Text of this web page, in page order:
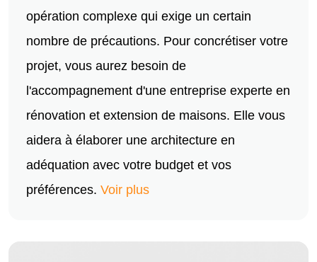
opération complexe qui exige un certain
nombre de précautions. Pour concrétiser votre
projet, vous aurez besoin de
l'accompagnement d'une entreprise experte en
rénovation et extension de maisons. Elle vous
aidera à élaborer une architecture en
adéquation avec votre budget et vos
préférences. Voir plus